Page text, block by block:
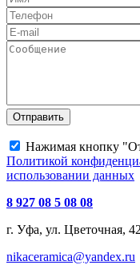
Отправить
Нажимая кнопку
Политикой
использовании данных
8 927 08 5 08 08
г. Уфа, ул. Цветочная, 42
nikaceramica@yandex.ru